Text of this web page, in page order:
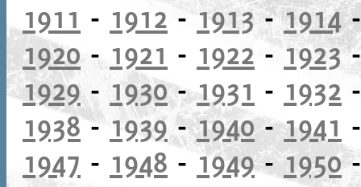
1911 - 1912 -1913-1914
1920- 1921 - 1922 - 1923
1929- 1930-1931 - 1932
1938- 1939-1940-1941
1947 - 1948 - 1949-1950